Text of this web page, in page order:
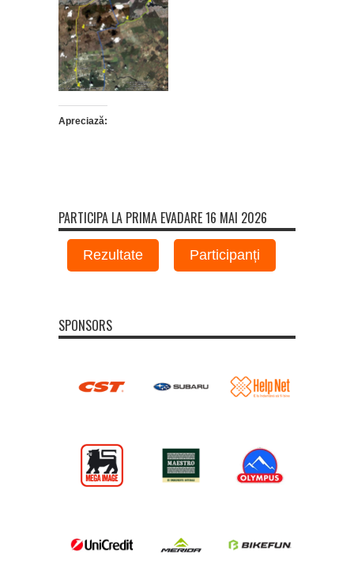
Apreciază:
PARTICIPA LA PRIMA EVADARE 16 MAI 2026
Rezultate Participanți
SPONSORS